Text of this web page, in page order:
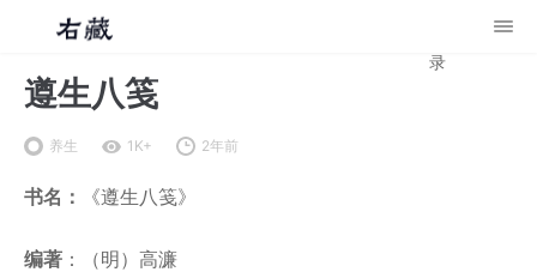
录
遵生八笺
养生 1K+ 2年前
书名： 《遵生八笺》
编著 ：（明）高濂